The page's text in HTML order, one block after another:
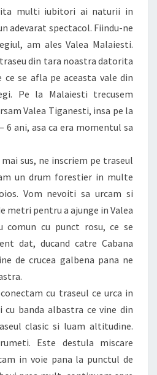
multi iubitori ai naturii in
adevarat spectacol. Fiindu-ne
am ales Valea Malaiesti.
din tara noastra datorita
se afla pe aceasta vale din
Pe la Malaiesti trecusem
Valea Tiganesti, insa pe la
6 ani, asa ca era momentul sa
sus, ne inscriem pe traseul
un drum forestier in multe
Vom nevoiti sa urcam si
metri pentru a ajunge in Valea
comun cu punct rosu, ce se
dat, ducand catre Cabana
de crucea galbena pana ne
cu traseul ce urca in
cu banda albastra ce vine din
clasic si luam altitudine.
Este destula miscare
in voie pana la punctul de